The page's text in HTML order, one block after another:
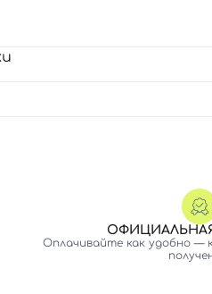
Оплачивайте как удобно —